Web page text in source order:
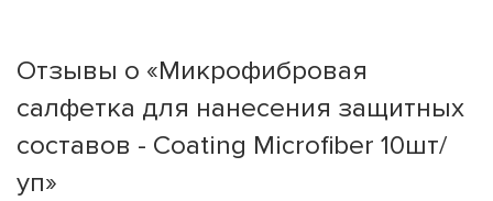
Отзывы о «Микрофибровая
салфетка для нанесения защитных
составов - Coating Microfiber 10шт/
уп»